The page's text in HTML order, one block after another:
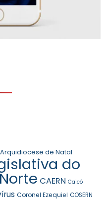
Arquidiocese de Natal
do
CAERN Caicó
Coronel Ezequiel COSERN